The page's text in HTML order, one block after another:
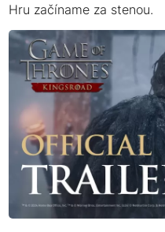
Hru začíname za stenou.